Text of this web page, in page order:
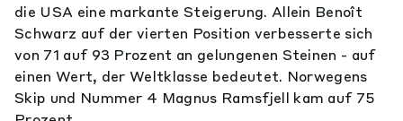
die USA eine markante Steigerung. Allein Benoît
Schwarz auf der vierten Position verbesserte sich
von 71 auf 93 Prozent an gelungenen Steinen - auf
einen Wert, der Weltklasse bedeutet. Norwegens
Skip und Nummer 4 Magnus Ramsfjell kam auf 75